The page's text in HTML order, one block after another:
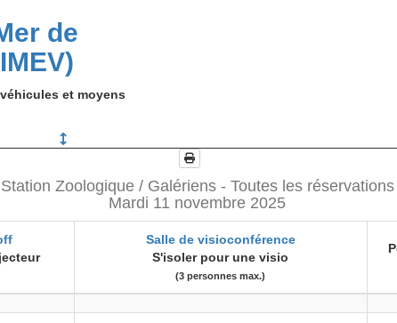
de
et moyens
Station Zoologique / Galériens - Toutes les réservations
Mardi 11 novembre 2025
Salle de visioconférence
S'isoler pour une visio
(3 personnes max.)